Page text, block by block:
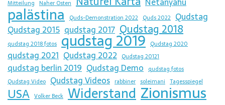
Mitteilung Naher Osten
palästina Quds-Demonstration 2022 Quds 2022
Qudstag
Qudstag 2015 qudstag 2017 Qudstag 2018
qudstag 2018 fotos qudstag 2019 Qudstag 2020
qudstag 2021 Qudstag 2022 Qudstag 20121
qudstag berlin 2019 Qudstag Demo
qudstag fotos
Qudstag Video Qudstag Videos rabbiner soleimani Tagesspiegel
USA Volker Beck Widerstand Zionismus